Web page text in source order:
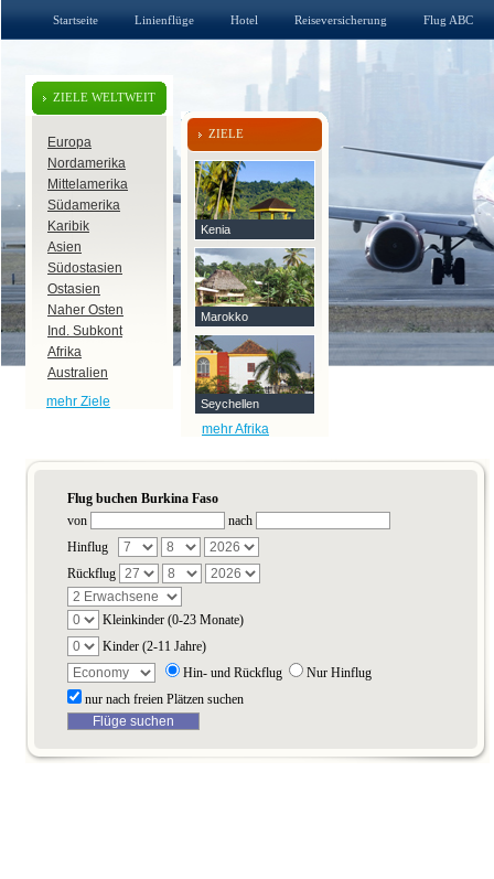
Startseite Linienflüge Hotel Reiseversicherung Flug ABC
ZIELE WELTWEIT
Europa
Nordamerika
Mittelamerika
Südamerika
Karibik
Asien
Südostasien
Ostasien
Naher Osten
Ind. Subkont
Afrika
Australien
mehr Ziele
ZIELE
Kenia
Marokko
Seychellen
mehr Afrika
Flug buchen Burkina Faso
von
nach
Hinflug
Rückflug
Kleinkinder (0-23 Monate)
Kinder (2-11 Jahre)
Hin- und Rückflug
Nur Hinflug
nur nach freien Plätzen suchen